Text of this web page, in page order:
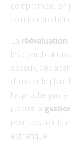
compromise, on
solution
La réévaluation
les
osseux,
d’ajuster le plan
l’approche pas
jusqu’à la
pour assurer la
esthétique